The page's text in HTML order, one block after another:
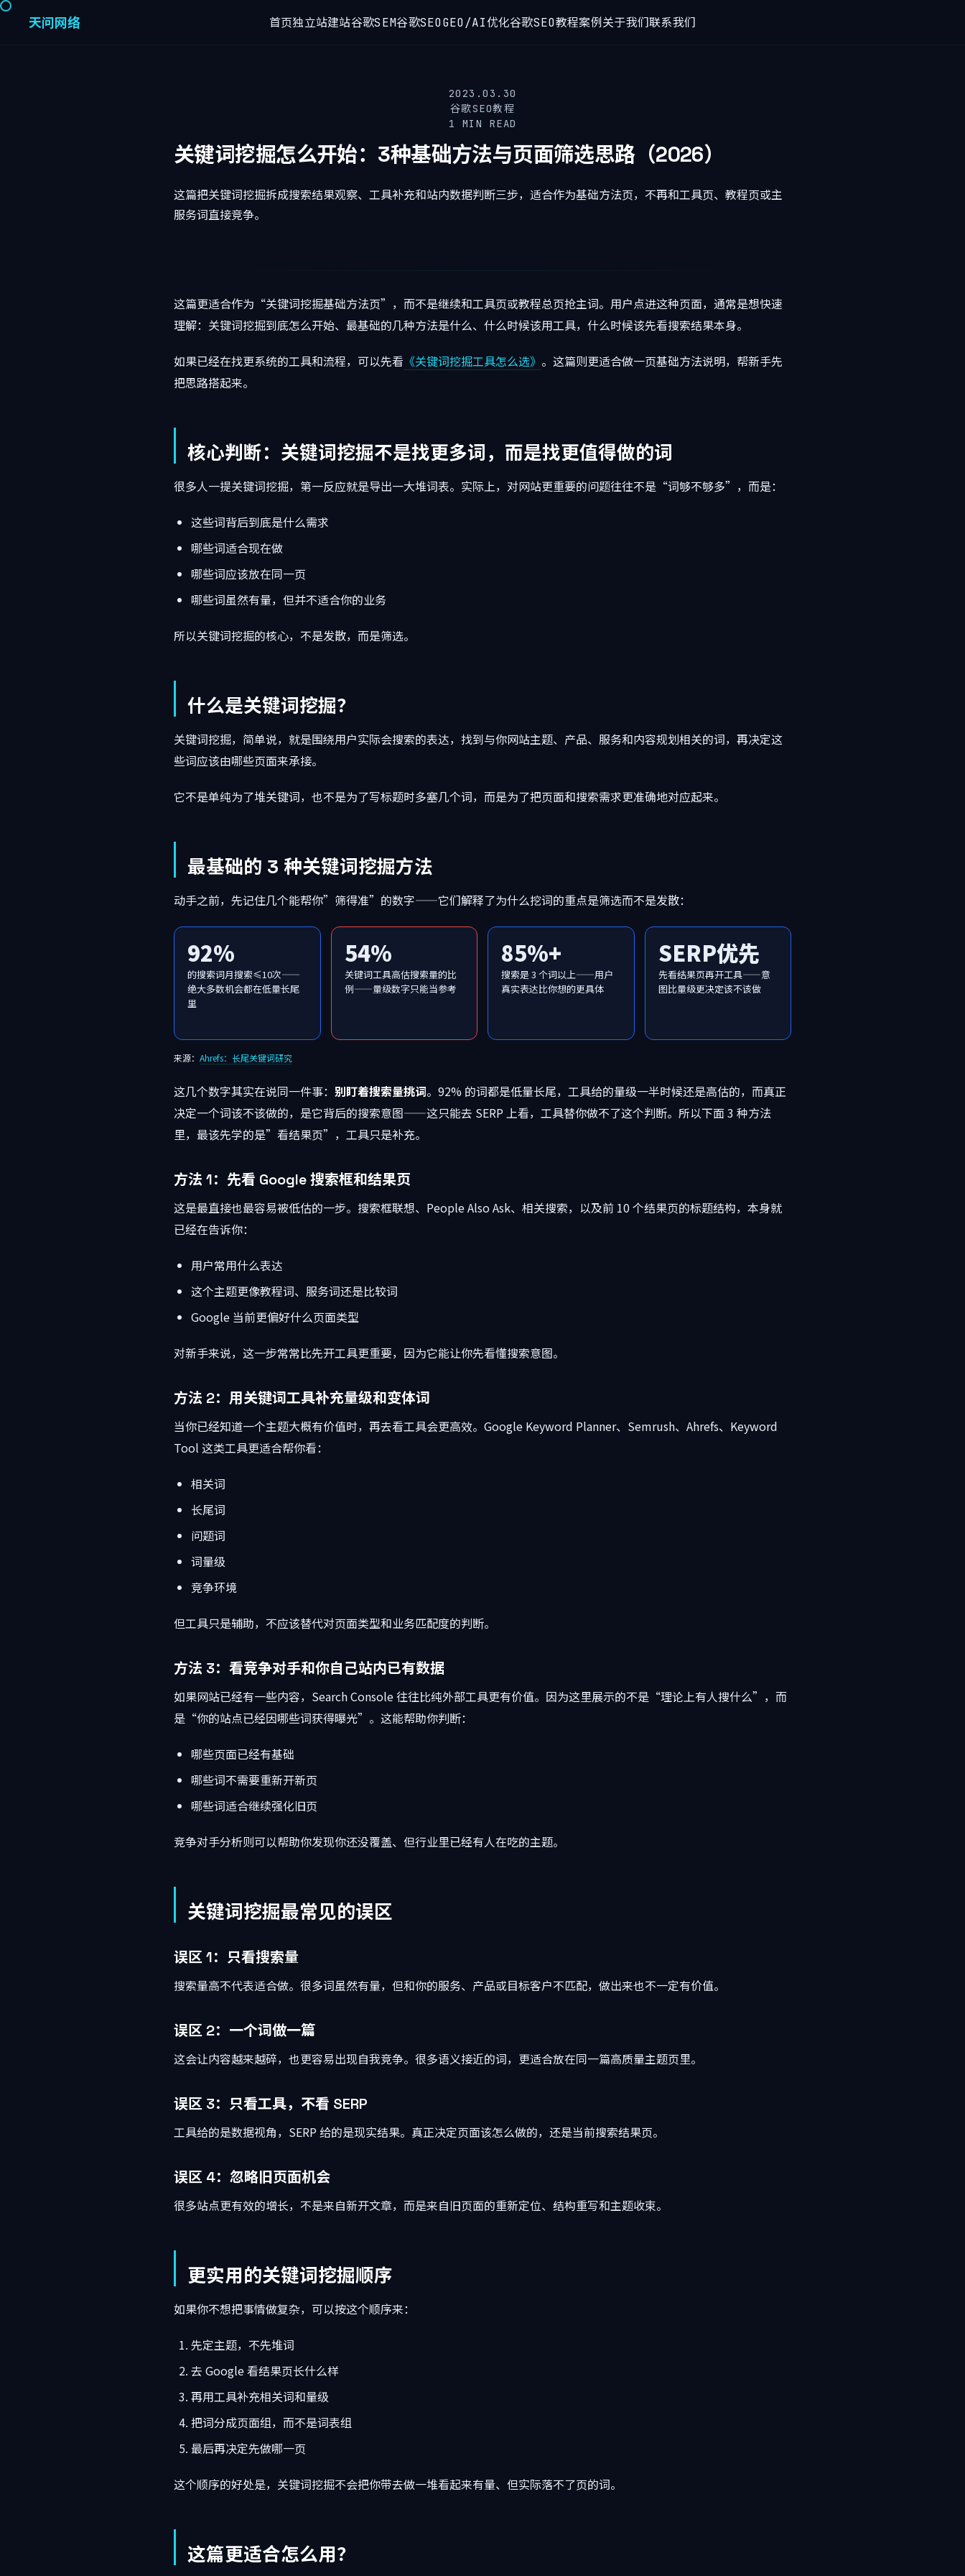
天问网络 首页独立站建站谷歌SEM谷歌SEOGEO/AI优化谷歌SEO教程案例关于我们联系我们
2023.03.30
谷歌SEO教程
1 MIN READ
关键词挖掘怎么开始：3种基础方法与页面筛选思路（2026）
这篇把关键词挖掘拆成搜索结果观察、工具补充和站内数据判断三步，适合作为基础方法页，不再和工具页、教程页或主
服务词直接竞争。
这篇更适合作为“关键词挖掘基础方法页”，而不是继续和工具页或教程总页抢主词。用户点进这种页面，通常是想快速
理解：关键词挖掘到底怎么开始、最基础的几种方法是什么、什么时候该用工具，什么时候该先看搜索结果本身。
如果已经在找更系统的工具和流程，可以先看 《关键词挖掘工具怎么选》 。这篇则更适合做一页基础方法说明，帮新手先
把思路搭起来。
核心判断：关键词挖掘不是找更多词，而是找更值得做的词
很多人一提关键词挖掘，第一反应就是导出一大堆词表。实际上，对网站更重要的问题往往不是“词够不够多”，而是：
这些词背后到底是什么需求
哪些词适合现在做
哪些词应该放在同一页
哪些词虽然有量，但并不适合你的业务
所以关键词挖掘的核心，不是发散，而是筛选。
什么是关键词挖掘？
关键词挖掘，简单说，就是围绕用户实际会搜索的表达，找到与你网站主题、产品、服务和内容规划相关的词，再决定这
些词应该由哪些页面来承接。
它不是单纯为了堆关键词，也不是为了写标题时多塞几个词，而是为了把页面和搜索需求更准确地对应起来。
最基础的 3 种关键词挖掘方法
动手之前，先记住几个能帮你”筛得准”的数字——它们解释了为什么挖词的重点是筛选而不是发散：
92%
的搜索词月搜索≤10次——
绝大多数机会都在低量长尾
里
54%
关键词工具高估搜索量的比
例——量级数字只能当参考
85%+
搜索是 3 个词以上——用户
真实表达比你想的更具体
SERP优先
先看结果页再开工具——意
图比量级更决定该不该做
来源： Ahrefs：长尾关键词研究
这几个数字其实在说同一件事： 别盯着搜索量挑词。92% 的词都是低量长尾，工具给的量级一半时候还是高估的，而真正
决定一个词该不该做的，是它背后的搜索意图——这只能去 SERP 上看，工具替你做不了这个判断。所以下面 3 种方法
里，最该先学的是”看结果页”，工具只是补充。
方法 1：先看 Google 搜索框和结果页
这是最直接也最容易被低估的一步。搜索框联想、People Also Ask、相关搜索，以及前 10 个结果页的标题结构，本身就
已经在告诉你：
用户常用什么表达
这个主题更像教程词、服务词还是比较词
Google 当前更偏好什么页面类型
对新手来说，这一步常常比先开工具更重要，因为它能让你先看懂搜索意图。
方法 2：用关键词工具补充量级和变体词
当你已经知道一个主题大概有价值时，再去看工具会更高效。Google Keyword Planner、Semrush、Ahrefs、Keyword
Tool 这类工具更适合帮你看：
相关词
长尾词
问题词
词量级
竞争环境
但工具只是辅助，不应该替代对页面类型和业务匹配度的判断。
方法 3：看竞争对手和你自己站内已有数据
如果网站已经有一些内容，Search Console 往往比纯外部工具更有价值。因为这里展示的不是“理论上有人搜什么”，而
是“你的站点已经因哪些词获得曝光”。这能帮助你判断：
哪些页面已经有基础
哪些词不需要重新开新页
哪些词适合继续强化旧页
竞争对手分析则可以帮助你发现你还没覆盖、但行业里已经有人在吃的主题。
关键词挖掘最常见的误区
误区 1：只看搜索量
搜索量高不代表适合做。很多词虽然有量，但和你的服务、产品或目标客户不匹配，做出来也不一定有价值。
误区 2：一个词做一篇
这会让内容越来越碎，也更容易出现自我竞争。很多语义接近的词，更适合放在同一篇高质量主题页里。
误区 3：只看工具，不看 SERP
工具给的是数据视角，SERP 给的是现实结果。真正决定页面该怎么做的，还是当前搜索结果页。
误区 4：忽略旧页面机会
很多站点更有效的增长，不是来自新开文章，而是来自旧页面的重新定位、结构重写和主题收束。
更实用的关键词挖掘顺序
如果你不想把事情做复杂，可以按这个顺序来：
先定主题，不先堆词
去 Google 看结果页长什么样
再用工具补充相关词和量级
把词分成页面组，而不是词表组
最后再决定先做哪一页
这个顺序的好处是，关键词挖掘不会把你带去做一堆看起来有量、但实际落不了页的词。
这篇更适合怎么用？